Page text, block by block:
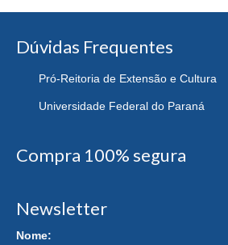
Dúvidas Frequentes
Pró-Reitoria de Extensão e Cultura
Universidade Federal do Paraná
Compra 100% segura
Newsletter
Nome: